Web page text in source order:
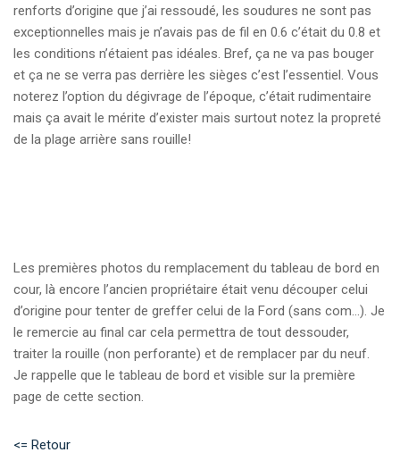
renforts d’origine que j’ai ressoudé, les soudures ne sont pas
exceptionnelles mais je n’avais pas de fil en 0.6 c’était du 0.8 et
les conditions n’étaient pas idéales. Bref, ça ne va pas bouger
et ça ne se verra pas derrière les sièges c’est l’essentiel. Vous
noterez l’option du dégivrage de l’époque, c’était rudimentaire
mais ça avait le mérite d’exister mais surtout notez la propreté
de la plage arrière sans rouille!
Les premières photos du remplacement du tableau de bord en
cour, là encore l’ancien propriétaire était venu découper celui
d’origine pour tenter de greffer celui de la Ford (sans com…). Je
le remercie au final car cela permettra de tout dessouder,
traiter la rouille (non perforante) et de remplacer par du neuf.
Je rappelle que le tableau de bord et visible sur la première
page de cette section.
<= Retour